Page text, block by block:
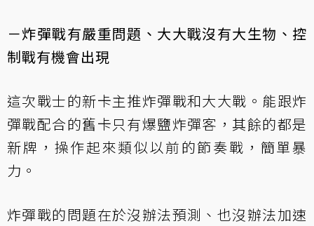
－炸彈戰有嚴重問題、大大戰沒有大生物、控
制戰有機會出現
這次戰士的新卡主推炸彈戰和大大戰。能跟炸
彈戰配合的舊卡只有爆鹽炸彈客，其餘的都是
新牌，操作起來類似以前的節奏戰，簡單暴
力。
炸彈戰的問題在於沒辦法預測、也沒辦法加速